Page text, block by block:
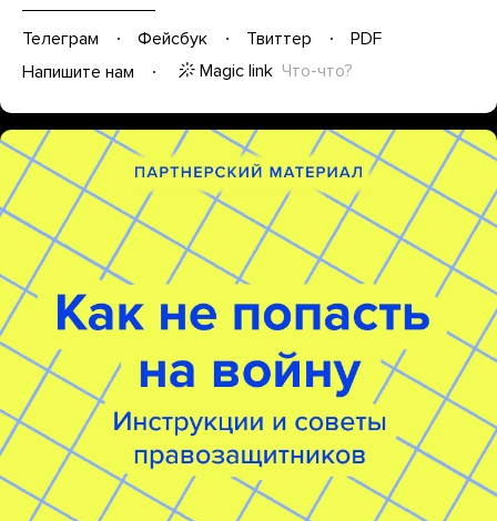
Телеграм Фейсбук Твиттер
PDF
Напишите нам
Magic link Что-что?